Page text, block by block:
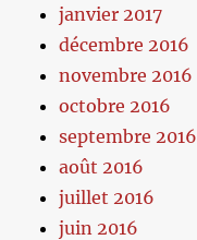
janvier 2017
décembre 2016
novembre 2016
octobre 2016
septembre 2016
août 2016
juillet 2016
juin 2016